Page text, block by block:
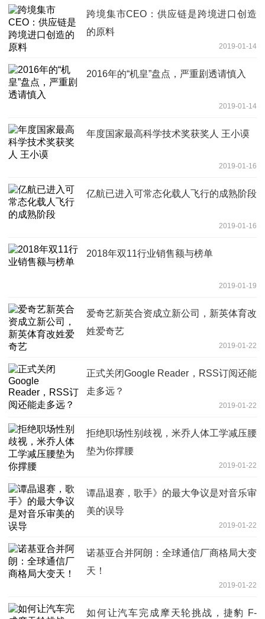
跨境集市CEO：供应链是跨境进口创造
的原料
2019-01-14
2016年的“机皇”盘点，严重剧透请慎入
2019-01-14
年度国家最高科学技术奖获奖人 王小谟
2019-01-16
亿航已进入可常态化载人飞行的成熟阶段
2019-01-16
2018年双11行业销售额与榜单
2019-01-19
爱奇艺新英合资成立新公司，新英体育改
姓爱奇艺
2019-01-22
正式关闭Google Reader，RSS订阅还能
走多远？
2019-01-22
拒绝职场性别歧视，米乔人体工学减压腰
垫为你撑腰
2019-01-22
谭晶退赛，歌手》的最大争议是对音乐审
美的误导
2019-01-22
诺基亚合并阿朗：全球通信厂商格局大变
天！
2019-01-22
如何让汽车完成摩天轮挑战，捷豹 F-